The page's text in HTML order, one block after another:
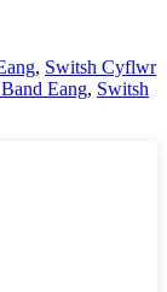
, Switsh Cyflwr
Eang, Switsh